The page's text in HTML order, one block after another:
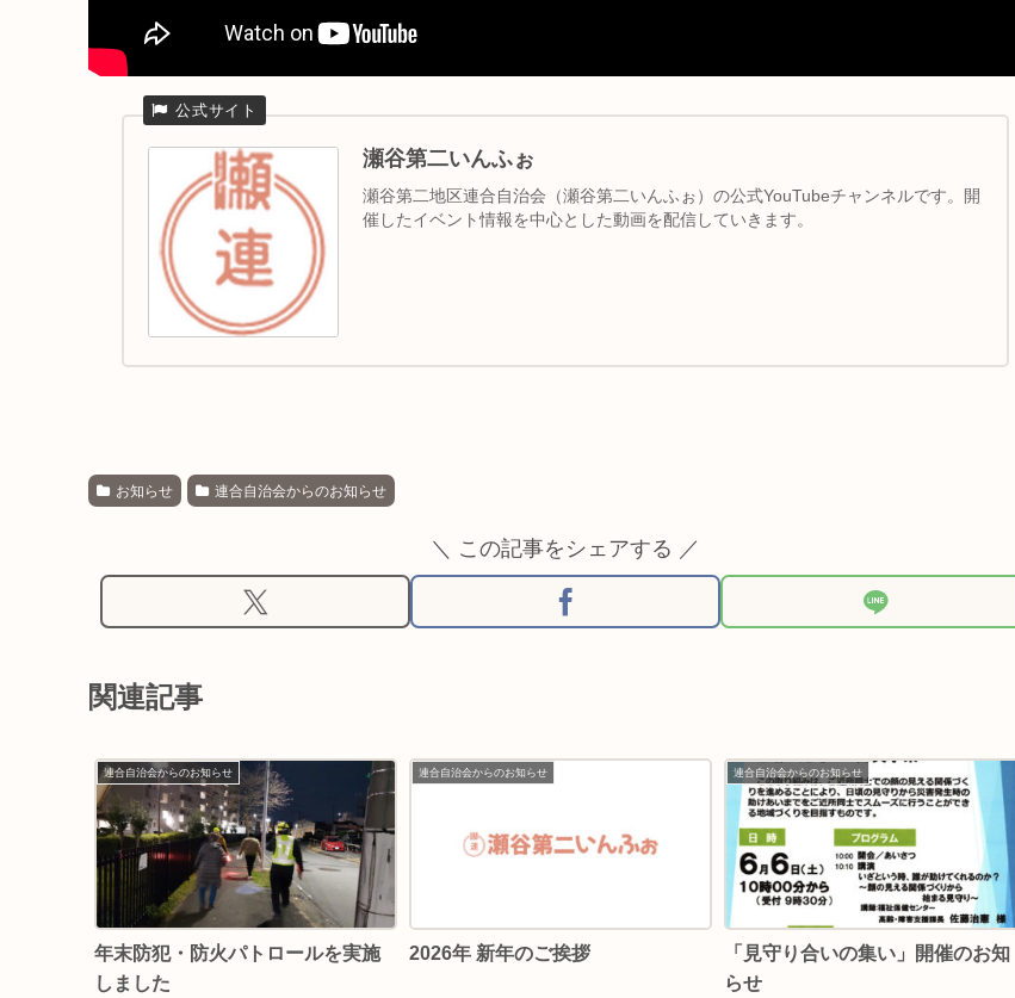
瀬谷第二いんふぉ
瀬谷第二地区連合自治会（瀬谷第二いんふぉ）の公式YouTubeチャンネルです。開
催したイベント情報を中心とした動画を配信していきます。
お知らせ 連合自治会からのお知らせ
＼ この記事をシェアする ／
関連記事
連合自治会からのお知らせ
年末防犯・防火パトロールを実施
しました
連合自治会からのお知らせ
2026年 新年のご挨拶
連合自治会からのお知らせ
「見守り合いの集い」開催のお知
らせ